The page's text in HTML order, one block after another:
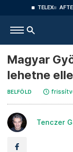
TELEX
Magyar
lehetne
BELFÖLD
Tenczer